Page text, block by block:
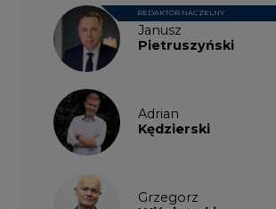
Janusz
Pietruszyński
REDAKTOR NACZELNY
Adrian
Kędzierski
Grzegorz